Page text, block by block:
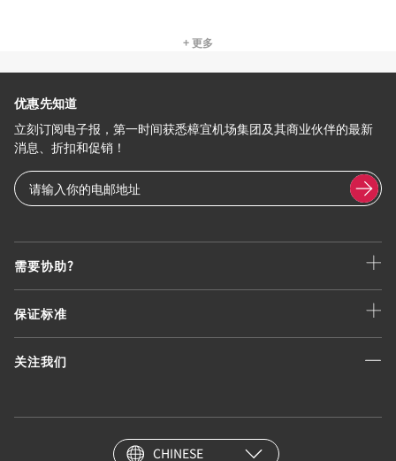
+ 更多
需要协助?
保证标准
关注我们
优惠先知道
立刻订阅电子报，第一时间获悉樟宜机场集团及其商业伙伴的最新
消息、折扣和促销！
CHINESE